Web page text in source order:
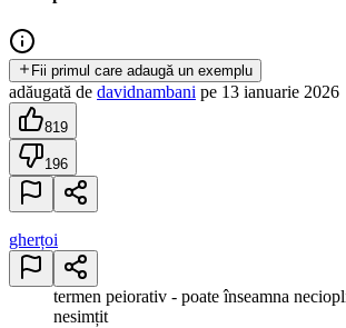
Fii primul care adaugă un exemplu
adăugată de davidnambani pe 13 ianuarie 2026
819
196
gherțoi
termen peiorativ - poate înseamna
nesimțit